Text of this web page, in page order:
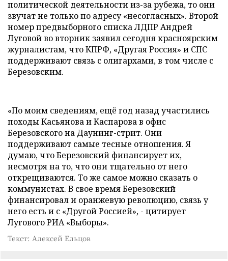
политической деятельности из-за рубежа, то они
звучат не только по адресу «несогласных». Второй
номер предвыборного списка ЛДПР Андрей
Луговой во вторник заявил сегодня красноярским
журналистам, что КПРФ, «Другая Россия» и СПС
поддерживают связь с олигархами, в том числе с
Березовским.
«По моим сведениям, ещё год назад участились
походы Касьянова и Каспарова в офис
Березовского на Даунинг-стрит. Они
поддерживают самые тесные отношения. Я
думаю, что Березовский финансирует их,
несмотря на то, что они тщательно от него
открещиваются. То же самое можно сказать о
коммунистах. В свое время Березовский
финансировал и оранжевую революцию, связь у
него есть и с «Другой Россией», - цитирует
Лугового РИА «Выборы».
Текст: Алексей Ельцов